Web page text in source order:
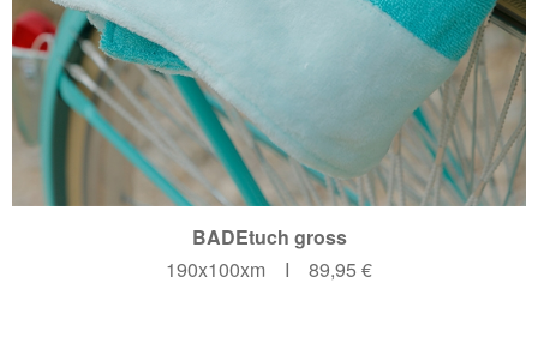
BADEtuch gross
190x100xm I 89,95 €